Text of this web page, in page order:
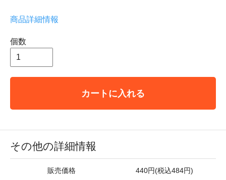
商品詳細情報
個数
カートに入れる
その他の詳細情報
販売価格 440円(税込484円)